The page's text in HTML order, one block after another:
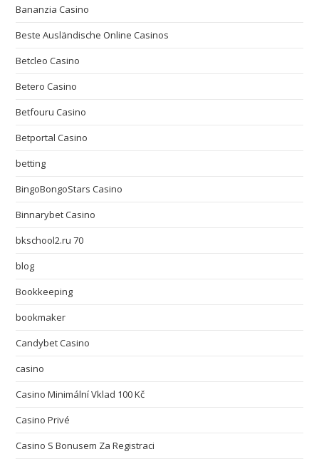
Bananzia Casino
Beste Ausländische Online Casinos
Betcleo Casino
Betero Casino
Betfouru Casino
Betportal Casino
betting
BingoBongoStars Casino
Binnarybet Casino
bkschool2.ru 70
blog
Bookkeeping
bookmaker
Candybet Casino
casino
Casino Minimální Vklad 100 Kč
Casino Privé
Casino S Bonusem Za Registraci